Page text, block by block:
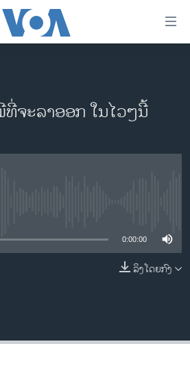
ສະຫະລັດ 2024
ວ
ຈະລາອອກ ໃນໄວໆນີ້
0:00:00
ລິງໂດຍກົງ